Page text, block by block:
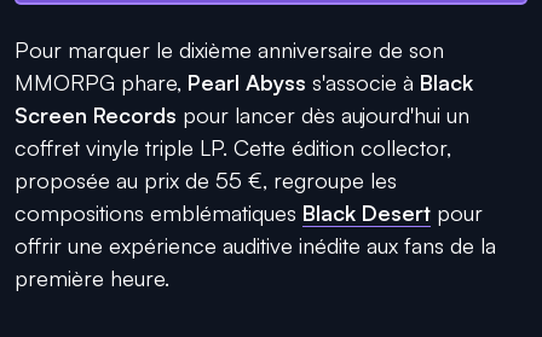
Pour marquer le dixième anniversaire de son
MMORPG phare, Pearl Abyss s'associe à Black
Screen Records pour lancer dès aujourd'hui un
coffret vinyle triple LP. Cette édition collector,
proposée au prix de 55 €, regroupe les
compositions emblématiques Black Desert pour
offrir une expérience auditive inédite aux fans de la
première heure.